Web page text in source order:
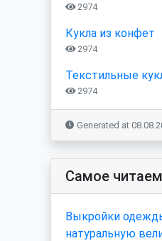
2974
Кукла из конфет
2974
Текстильные
2974
Generated at
Самое
Выкройки
натуральную